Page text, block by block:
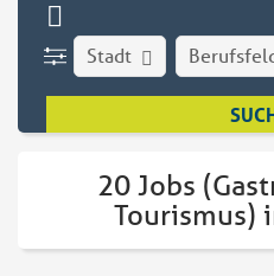
Stadt
20 Jobs
Tourismus)